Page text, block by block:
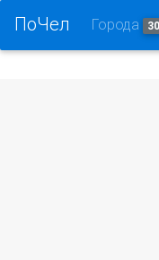
ПоЧел Города 30